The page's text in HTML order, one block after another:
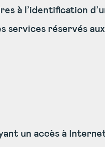
à l’identification
services réservés
un accès à